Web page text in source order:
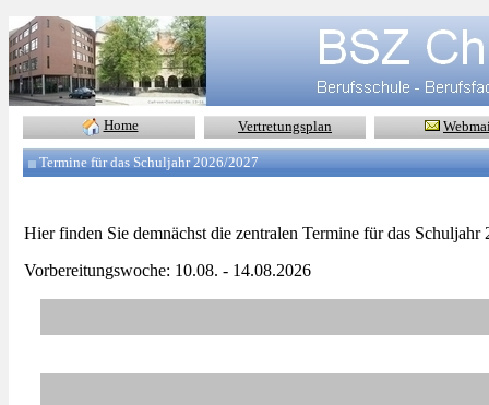
Home Vertretungsplan
Termine für das Schuljahr 2026/2027
Hier finden Sie demnächst die zentralen Termine für das Schuljahr
Vorbereitungswoche: 10.08. - 14.08.2026